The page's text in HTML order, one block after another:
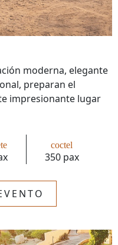
Y
moderna, elegante
preparan el
impresionante lugar
coctel
350 pax